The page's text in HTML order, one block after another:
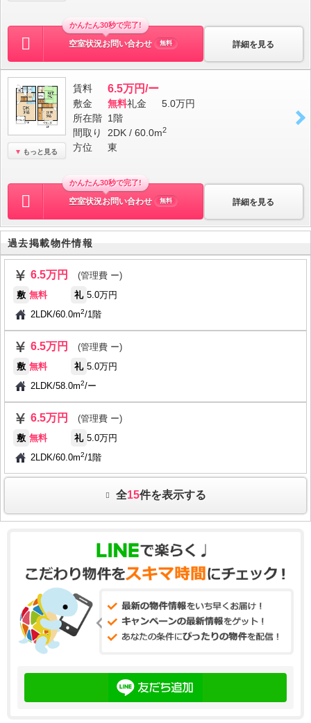
詳細を見る
かんたん30秒で完了!
空室状況お問い合わせ 無料
もっと見る
賃料 6.5万円/ー
敷金 無料礼金
5.0万円
所在階 1階
間取り
2DK / 60.0m2
方位 東
詳細を見る
かんたん30秒で完了!
空室状況お問い合わせ 無料
過去掲載物件情報
6.5万円
(管理費 ー)
敷 無料 礼 5.0万円
2LDK/60.0m2/1階
6.5万円
(管理費 ー)
敷 無料 礼 5.0万円
2LDK/58.0m2/ー
6.5万円
(管理費 ー)
敷 無料 礼 5.0万円
2LDK/60.0m2/1階
全15件を表示する